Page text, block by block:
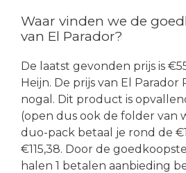
Waar vinden we de
van El Parador?
De laatst gevonden prijs is
Heijn. De prijs van El
nogal. Dit product is
(open dus ook de folder van
duo-pack betaal je rond de
€115,38. Door de
halen 1 betalen aanbieding